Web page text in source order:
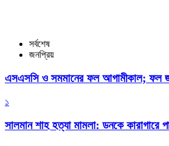
সর্বশেষ
জনপ্রিয়
এসএসসি ও সমমানের ফল আগামীকাল; ফল
১
সালমান শাহ হত্যা মামলা: ডনকে